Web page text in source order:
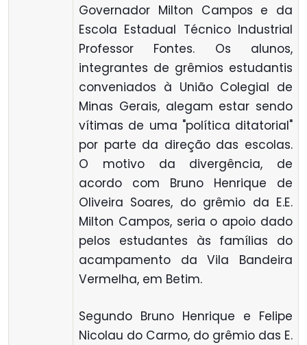
Governador Milton Campos e da
Escola Estadual Técnico Industrial
Professor Fontes. Os alunos,
integrantes de grêmios estudantis
conveniados à União Colegial de
Minas Gerais, alegam estar sendo
vítimas de uma "política ditatorial"
por parte da direção das escolas.
O motivo da divergência, de
acordo com Bruno Henrique de
Oliveira Soares, do grêmio da E.E.
Milton Campos, seria o apoio dado
pelos estudantes às famílias do
acampamento da Vila Bandeira
Vermelha, em Betim.
Segundo Bruno Henrique e Felipe
Nicolau do Carmo, do grêmio das E.